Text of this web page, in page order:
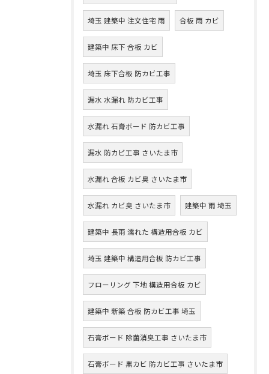
埼玉 建築中 注文住宅 雨 合板 雨 カビ
建築中 床下 合板 カビ
埼玉 床下合板 防カビ工事
漏水 水漏れ 防カビ工事
水漏れ 石膏ボード 防カビ工事
漏水 防カビ工事 さいたま市
水漏れ 合板 カビ臭 さいたま市
水漏れ カビ臭 さいたま市 建築中 雨 埼玉
建築中 長雨 濡れた 構造用合板 カビ
埼玉 建築中 構造用合板 防カビ工事
フローリング 下地 構造用合板 カビ
建築中 新築 合板 防カビ工事 埼玉
石膏ボード 除菌消臭工事 さいたま市
石膏ボード 黒カビ 防カビ工事 さいたま市